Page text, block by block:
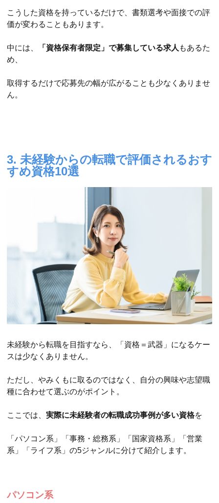
こうした資格を持っているだけで、書類選考や面接での評
価が変わることもあります。
中には、 「資格保有者限定」で募集している求人 もあるた
め、
取得するだけで応募先の幅が広がることも少なくありませ
ん。
3. 未経験からの転職で評価されるおす
すめ資格10選
未経験から転職を目指すなら、「資格＝武器」になるケー
スは少なくありません。
ただし、やみくもに取るのではなく、自分の興味や志望職
種に合わせて選ぶのがポイント。
ここでは、 実際に未経験者の転職成功事例が多い資格を
「パソコン系」「事務・総務系」「国家資格系」「営業
系」「ライフ系」の5ジャンルに分けて紹介します。
パソコン系